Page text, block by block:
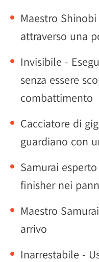
Maestro
attraverso una
Invisibile -
senza essere
combattimento
Cacciatore di
guardiano con
Samurai
finisher nei
Maestro
arrivo
Inarrestabile -